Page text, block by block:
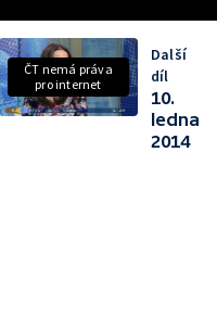
ČT nemá práva
pro internet
Další
díl
10.
ledna
2014